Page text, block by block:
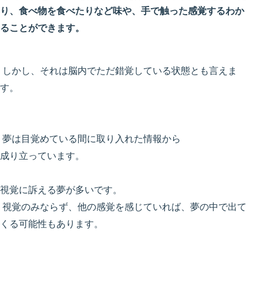
り、食べ物を食べたりなど味や、手で触った感覚するわか
ることができます。
しかし、それは脳内でただ錯覚している状態とも言えま
す。
夢は目覚めている間に取り入れた情報から
成り立っています。
視覚に訴える夢が多いです。
視覚のみならず、他の感覚を感じていれば、夢の中で出て
くる可能性もあります。